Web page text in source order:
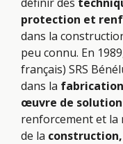
protection et
dans la
peu connu. En
français) SRS
dans la
œuvre de
renforcement et la
de la